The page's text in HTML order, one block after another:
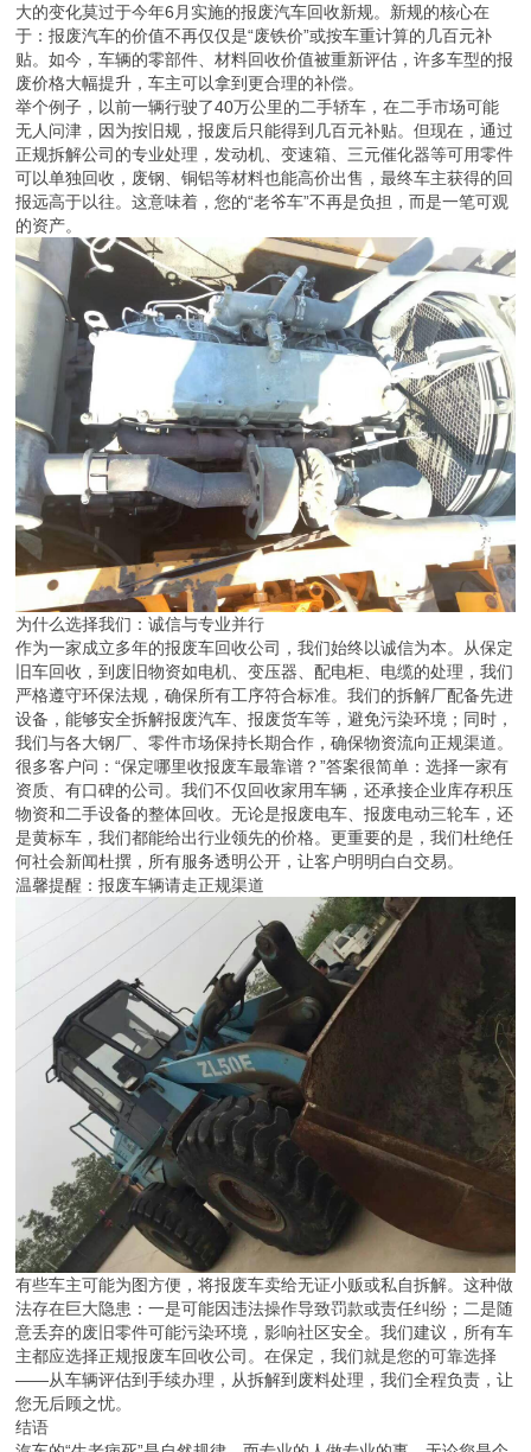
大的变化莫过于今年6月实施的报废汽车回收新规。新规的核心在
于：报废汽车的价值不再仅仅是“废铁价”或按车重计算的几百元补
贴。如今，车辆的零部件、材料回收价值被重新评估，许多车型的报
废价格大幅提升，车主可以拿到更合理的补偿。
举个例子，以前一辆行驶了40万公里的二手轿车，在二手市场可能
无人问津，因为按旧规，报废后只能得到几百元补贴。但现在，通过
正规拆解公司的专业处理，发动机、变速箱、三元催化器等可用零件
可以单独回收，废钢、铜铝等材料也能高价出售，最终车主获得的回
报远高于以往。这意味着，您的“老爷车”不再是负担，而是一笔可观
的资产。
为什么选择我们：诚信与专业并行
作为一家成立多年的报废车回收公司，我们始终以诚信为本。从保定
旧车回收，到废旧物资如电机、变压器、配电柜、电缆的处理，我们
严格遵守环保法规，确保所有工序符合标准。我们的拆解厂配备先进
设备，能够安全拆解报废汽车、报废货车等，避免污染环境；同时，
我们与各大钢厂、零件市场保持长期合作，确保物资流向正规渠道。
很多客户问：“保定哪里收报废车最靠谱？”答案很简单：选择一家有
资质、有口碑的公司。我们不仅回收家用车辆，还承接企业库存积压
物资和二手设备的整体回收。无论是报废电车、报废电动三轮车，还
是黄标车，我们都能给出行业领先的价格。更重要的是，我们杜绝任
何社会新闻杜撰，所有服务透明公开，让客户明明白白交易。
温馨提醒：报废车辆请走正规渠道
有些车主可能为图方便，将报废车卖给无证小贩或私自拆解。这种做
法存在巨大隐患：一是可能因违法操作导致罚款或责任纠纷；二是随
意丢弃的废旧零件可能污染环境，影响社区安全。我们建议，所有车
主都应选择正规报废车回收公司。在保定，我们就是您的可靠选择
——从车辆评估到手续办理，从拆解到废料处理，我们全程负责，让
您无后顾之忧。
结语